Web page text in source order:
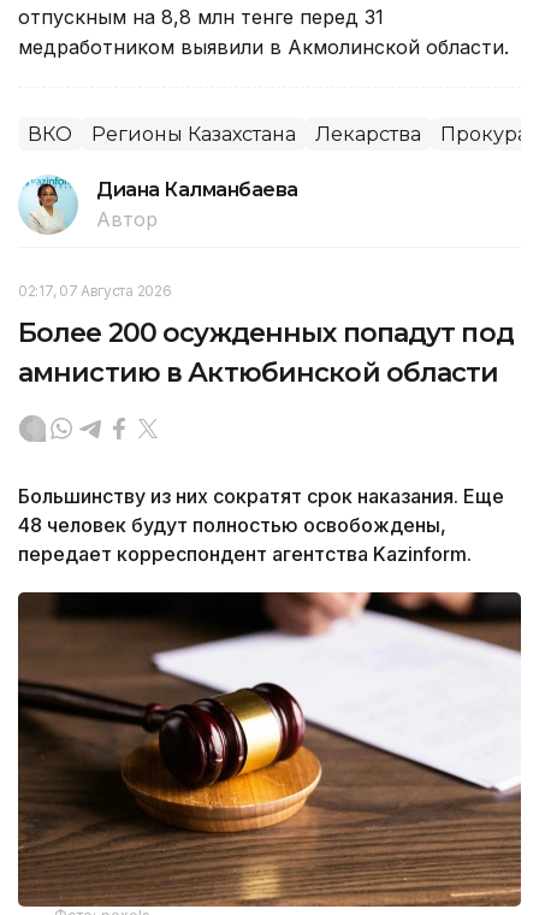
отпускным на 8,8 млн тенге перед 31
медработником выявили в Акмолинской области.
ВКО Регионы Казахстана Лекарства
Диана Калманбаева
Автор
02:17, 07 Августа 2026
Более 200 осужденных попадут под
амнистию в Актюбинской области
Большинству из них сократят срок наказания. Еще
48 человек будут полностью освобождены,
передает корреспондент агентства Kazinform.